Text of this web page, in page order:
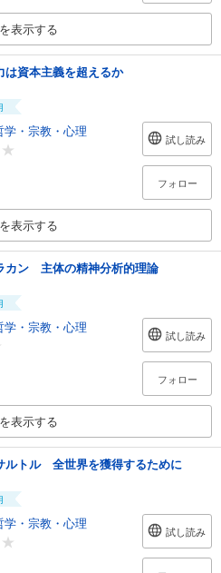
表示する
は資本主義を超えるか
学・宗教・心理
試し読み
フォロー
表示する
ン 主体の精神分析的理論
学・宗教・心理
試し読み
フォロー
表示する
トル 全世界を獲得するために
学・宗教・心理
試し読み